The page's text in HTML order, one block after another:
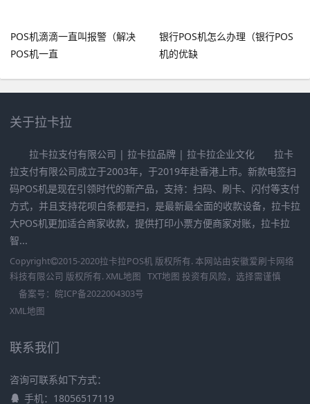
POS机滴滴一直叫报警（解决
POS机一直
银行POS机怎么办理（银行POS
机的优缺
关于拉卡拉
拉卡拉支付有限公司 | 拉卡拉品牌 | 拉卡拉企业文化 拉卡
拉支付有限公司成立于2003年，于2019年赴香港上市。新款电签扫
码POS机是现在引领时代的新产品，支持：扫码、刷卡、闪付等支付
方式，并且支持花呗白条都是扫，是最新最全面的收款设备，拉卡拉
大POS机更加适合商家收款，提供打印小票方便商家对账，拉卡拉
智...
Copyright 2015-2020拉卡拉POS机 版权所有. 本网站由安徽爱刷卡网络
科技有限公司 版权所有. XML地图 TXT地图 投资有风险，选择需谨慎
备案号： 皖ICP备2022004303号
XML地图
联系我们
咨询可联系如下方式：
手机：18056517119